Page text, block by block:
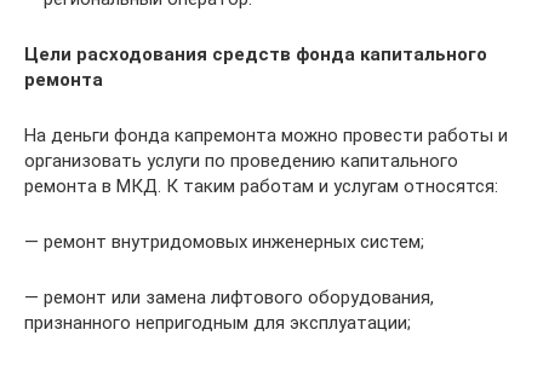
Цели расходования средств фонда капитального
ремонта
На деньги фонда капремонта можно провести работы и
организовать услуги по проведению капитального
ремонта в МКД. К таким работам и услугам относятся:
— ремонт внутридомовых инженерных систем;
— ремонт или замена лифтового оборудования,
признанного непригодным для эксплуатации;